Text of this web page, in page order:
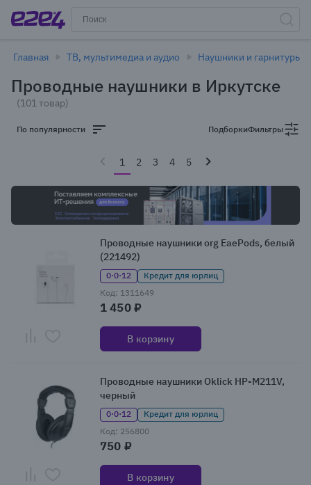
Главная ТВ, мультимедиа и аудио Наушники и гарнитуры
Проводные наушники в Иркутске
(101 товар)
По популярности ПодборкиФильтры
1 2 3 4 5
Проводные наушники org EaePods, белый
(221492)
0·0·12
Кредит для юрлиц
Код: 1311649
1 450 ₽
В корзину
Проводные наушники Oklick HP-M211V,
черный
0·0·12
Кредит для юрлиц
Код: 256800
750 ₽
В корзину